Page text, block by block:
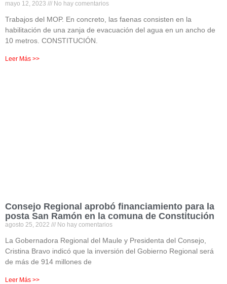
mayo 12, 2023 No hay comentarios
Trabajos del MOP. En concreto, las faenas consisten en la
habilitación de una zanja de evacuación del agua en un ancho de
10 metros. CONSTITUCIÓN.
Leer Más >>
Consejo Regional aprobó financiamiento para la
posta San Ramón en la comuna de Constitución
agosto 25, 2022 No hay comentarios
La Gobernadora Regional del Maule y Presidenta del Consejo,
Cristina Bravo indicó que la inversión del Gobierno Regional será
de más de 914 millones de
Leer Más >>